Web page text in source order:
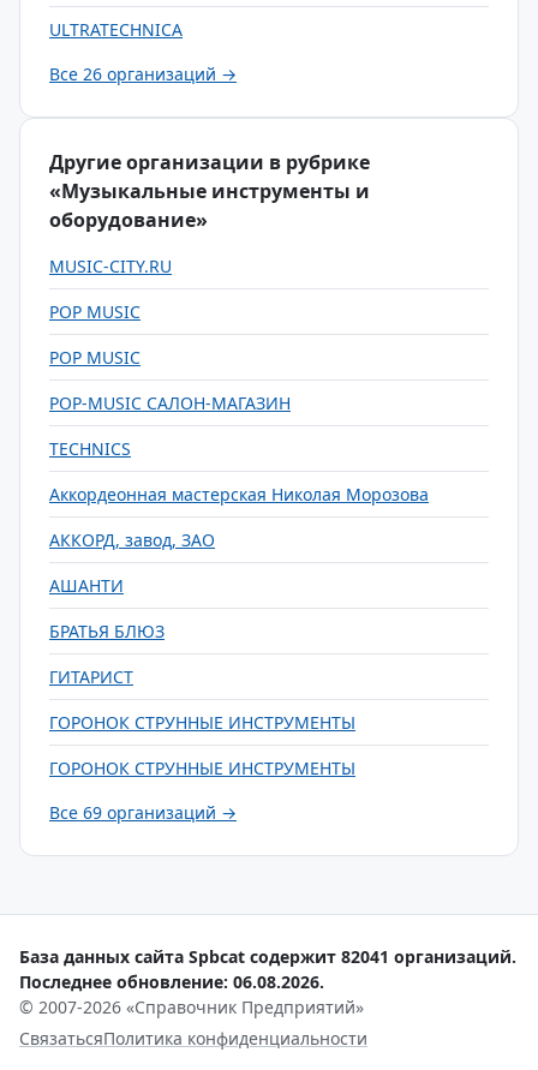
ULTRATECHNICA
Все 26 организаций →
Другие организации в рубрике
«Музыкальные инструменты и
оборудование»
MUSIC-CITY.RU
POP MUSIC
POP MUSIC
POP-MUSIC САЛОН-МАГАЗИН
TECHNICS
Аккордеонная мастерская Николая Морозова
АККОРД, завод, ЗАО
АШАНТИ
БРАТЬЯ БЛЮЗ
ГИТАРИСТ
ГОРОНОК СТРУННЫЕ ИНСТРУМЕНТЫ
ГОРОНОК СТРУННЫЕ ИНСТРУМЕНТЫ
Все 69 организаций →
База данных сайта Spbcat содержит 82041 организаций.
Последнее обновление: 06.08.2026.
© 2007-2026 «Справочник Предприятий»
СвязатьсяПолитика конфиденциальности